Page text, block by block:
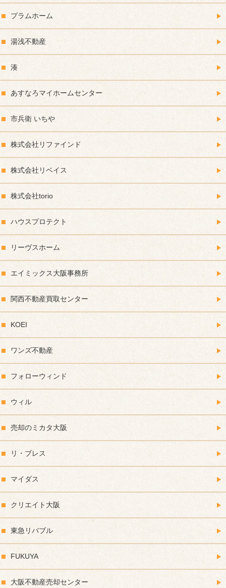
プラムホーム
湯浅不動産
湊
あすなろマイホームセンター
市兵衛 いちや
株式会社リファインド
株式会社リベイス
株式会社torio
ハウスプロテクト
リーヴスホーム
エイミックス大阪事務所
関西不動産買取センター
KOEI
ワンズ不動産
フォローウィンド
ウィル
売却のミカタ大阪
リ・ブレス
マイダス
クリエイト大阪
東急リバブル
FUKUYA
大阪不動産売却センター